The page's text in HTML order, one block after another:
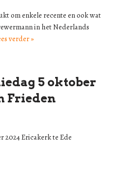
om enkele recente en ook wat
in het Nederlands
verder »
5 oktober
Frieden
2024 Ericakerk te Ede